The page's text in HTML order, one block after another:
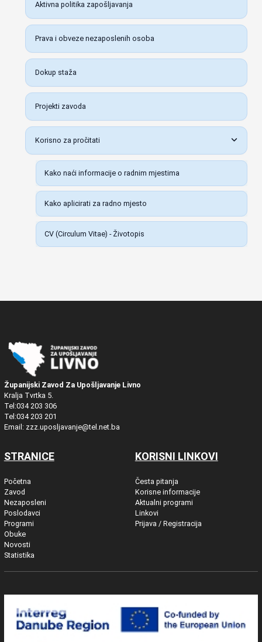
Aktivna politika zapošljavanja
Prava i obveze nezaposlenih osoba
Dokup staža
Projekti zavoda
Korisno za pročitati
Kako naći informacije o radnim mjestima
Kako aplicirati za radno mjesto
CV (Circulum Vitae) - Životopis
Županijski Zavod Za Upošljavanje Livno
Kralja Tvrtka 5.
Tel:034 203 306
Tel:034 203 201
Email: zzz.uposljavanje@tel.net.ba
STRANICE
Početna
Zavod
Nezaposleni
Poslodavci
Programi
Obuke
Novosti
Statistika
KORISNI LINKOVI
Česta pitanja
Korisne informacije
Aktualni programi
Linkovi
Prijava / Registracija